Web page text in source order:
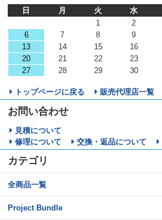
日
月 火 水
1
2
6
7 8 9
13
14 15 16
20
21 22 23
27
28 29 30
トップページに戻る 販売代理店一覧
お問い合わせ
見積について
修理について
交換・返品について
カテゴリ
全商品一覧
Project Bundle